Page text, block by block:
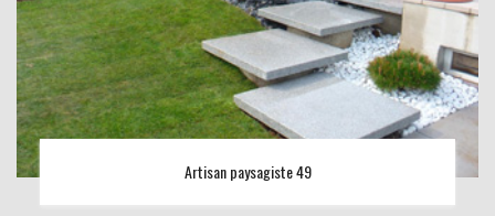
Artisan paysagiste 49